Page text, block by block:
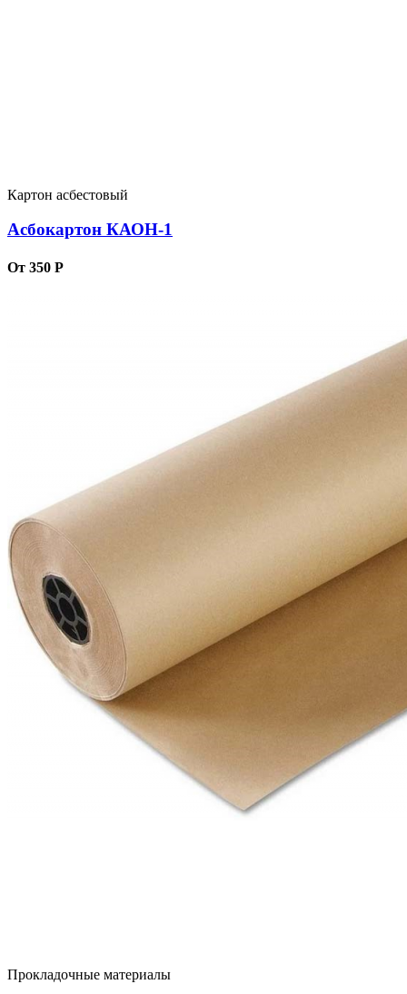
Картон асбестовый
Асбокартон КАОН-1
От 350 Р
Прокладочные материалы